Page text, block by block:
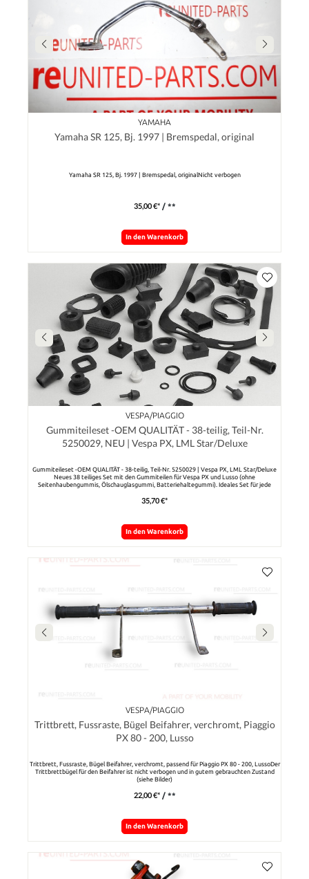
YAMAHA
Yamaha SR 125, Bj. 1997 | Bremspedal, original
Yamaha SR 125, Bj. 1997 | Bremspedal, originalNicht verbogen
35,00 €* / **
In den Warenkorb
VESPA/PIAGGIO
Gummiteileset -OEM QUALITÄT - 38-teilig, Teil-Nr.
5250029, NEU | Vespa PX, LML Star/Deluxe
Gummiteileset -OEM QUALITÄT - 38-teilig, Teil-Nr. 5250029 | Vespa PX, LML Star/Deluxe
Neues 38 teiliges Set mit den Gummiteilen für Vespa PX und Lusso (ohne
Seitenhaubengummis, Ölschauglasgummi, Batteriehaltegummi). Ideales Set für jede
35,70 €*
In den Warenkorb
VESPA/PIAGGIO
Trittbrett, Fussraste, Bügel Beifahrer, verchromt, Piaggio
PX 80 - 200, Lusso
Trittbrett, Fussraste, Bügel Beifahrer, verchromt, passend für Piaggio PX 80 - 200, LussoDer
Trittbrettbügel für den Beifahrer ist nicht verbogen und in gutem gebrauchten Zustand
(siehe Bilder)
22,00 €* / **
In den Warenkorb